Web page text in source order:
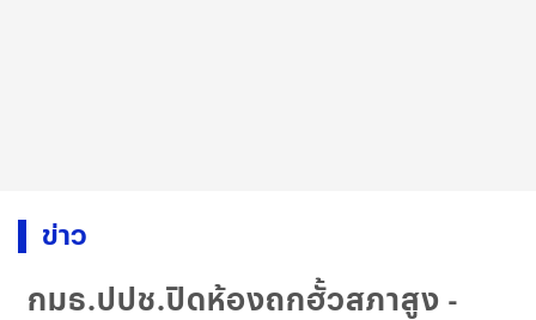
ข่าว
กมธ.ปปช.ปิดห้องถกฮั้วสภาสูง -